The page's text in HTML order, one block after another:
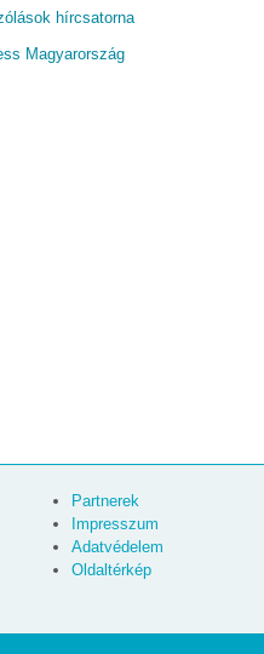
hírcsatorna
Magyarország
Partnerek
Impresszum
Adatvédelem
Oldaltérkép